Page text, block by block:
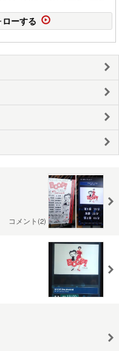
ローする
コメント(2)